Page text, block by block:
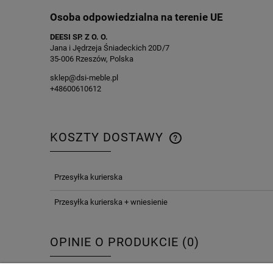
Osoba odpowiedzialna na terenie UE
DEESI SP. Z O. O.
Jana i Jędrzeja Śniadeckich 20D/7
35-006 Rzeszów, Polska
sklep@dsi-meble.pl
+48600610612
KOSZTY DOSTAWY
Przesyłka kurierska
Przesyłka kurierska + wniesienie
OPINIE O PRODUKCIE (0)